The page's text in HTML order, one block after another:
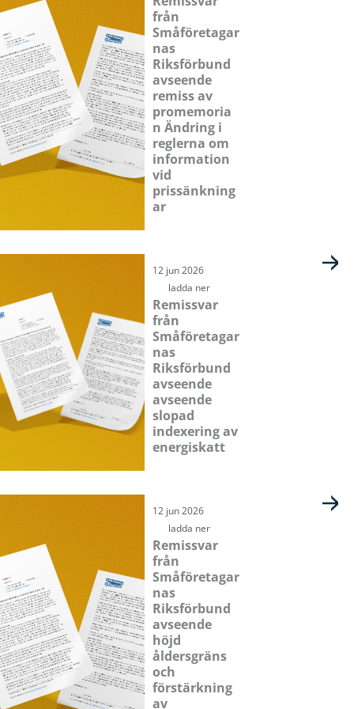
från
Småföretagar
nas
Riksförbund
avseende
remiss av
promemoria
n Ändring i
reglerna om
information
vid
prissänkning
ar
12 jun 2026
ladda ner
Remissvar
från
Småföretagar
nas
Riksförbund
avseende
avseende
slopad
indexering av
energiskatt
12 jun 2026
ladda ner
Remissvar
från
Småföretagar
nas
Riksförbund
avseende
höjd
åldersgräns
och
förstärkning
av